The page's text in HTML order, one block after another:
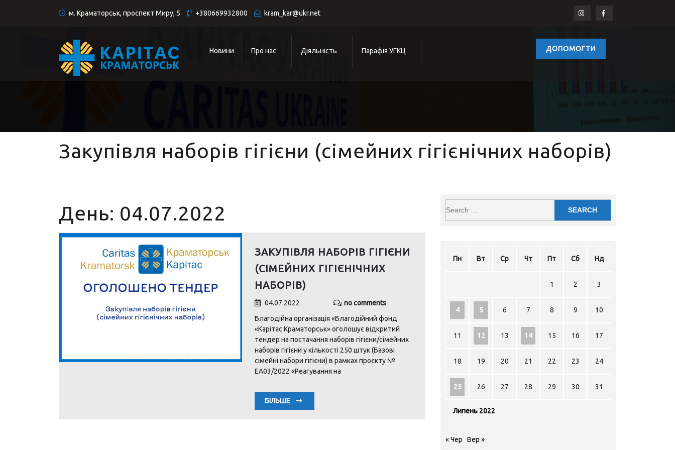
м. Краматорськ, проспект Миру, 5 +380669932800 kram_kar@ukr.net
Новини Про нас Діяльність Парафія УГКЦ ДОПОМОГТИ
Закупівля наборів гігієни (сімейних гігієнічних наборів)
День: 04.07.2022
ЗАКУПІВЛЯ НАБОРІВ ГІГІЄНИ
(СІМЕЙНИХ ГІГІЄНІЧНИХ
НАБОРІВ)
04.07.2022
no comments
Благодійна організація «Благодійний фонд
«Карітас Краматорськ» оголошує відкритий
тендер на постачання наборів гігієни/сімейних
наборів гігієни у кількості 250 штук (Базові
сімейні набори гігієни) в рамках проєкту №
EA03/2022 «Реагування на
БІЛЬШЕ
Липень 2022
Пн Вт Ср Чт Пт Сб Нд
1 2 3
4 5 6 7 8 9 10
11 12 13 14 15 16 17
18 19 20 21 22 23 24
25 26 27 28 29 30 31
« Чер Вер »